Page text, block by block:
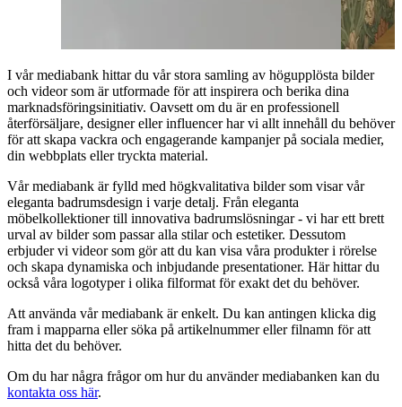
I vår mediabank hittar du vår stora samling av högupplösta bilder
och videor som är utformade för att inspirera och berika dina
marknadsföringsinitiativ. Oavsett om du är en professionell
återförsäljare, designer eller influencer har vi allt innehåll du behöver
för att skapa vackra och engagerande kampanjer på sociala medier,
din webbplats eller tryckta material.
Vår mediabank är fylld med högkvalitativa bilder som visar vår
eleganta badrumsdesign i varje detalj. Från eleganta
möbelkollektioner till innovativa badrumslösningar - vi har ett brett
urval av bilder som passar alla stilar och estetiker. Dessutom
erbjuder vi videor som gör att du kan visa våra produkter i rörelse
och skapa dynamiska och inbjudande presentationer. Här hittar du
också våra logotyper i olika filformat för exakt det du behöver.
Att använda vår mediabank är enkelt. Du kan antingen klicka dig
fram i mapparna eller söka på artikelnummer eller filnamn för att
hitta det du behöver.
Om du har några frågor om hur du använder mediabanken kan du
kontakta oss här.